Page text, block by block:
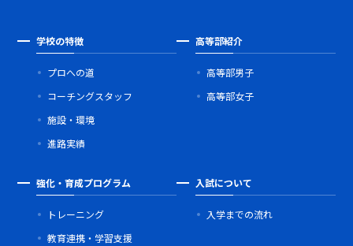
学校の特徴
プロへの道
コーチングスタッフ
施設・環境
進路実績
高等部紹介
高等部男子
高等部女子
強化・育成プログラム
トレーニング
教育連携・学習支援
入試について
入学までの流れ